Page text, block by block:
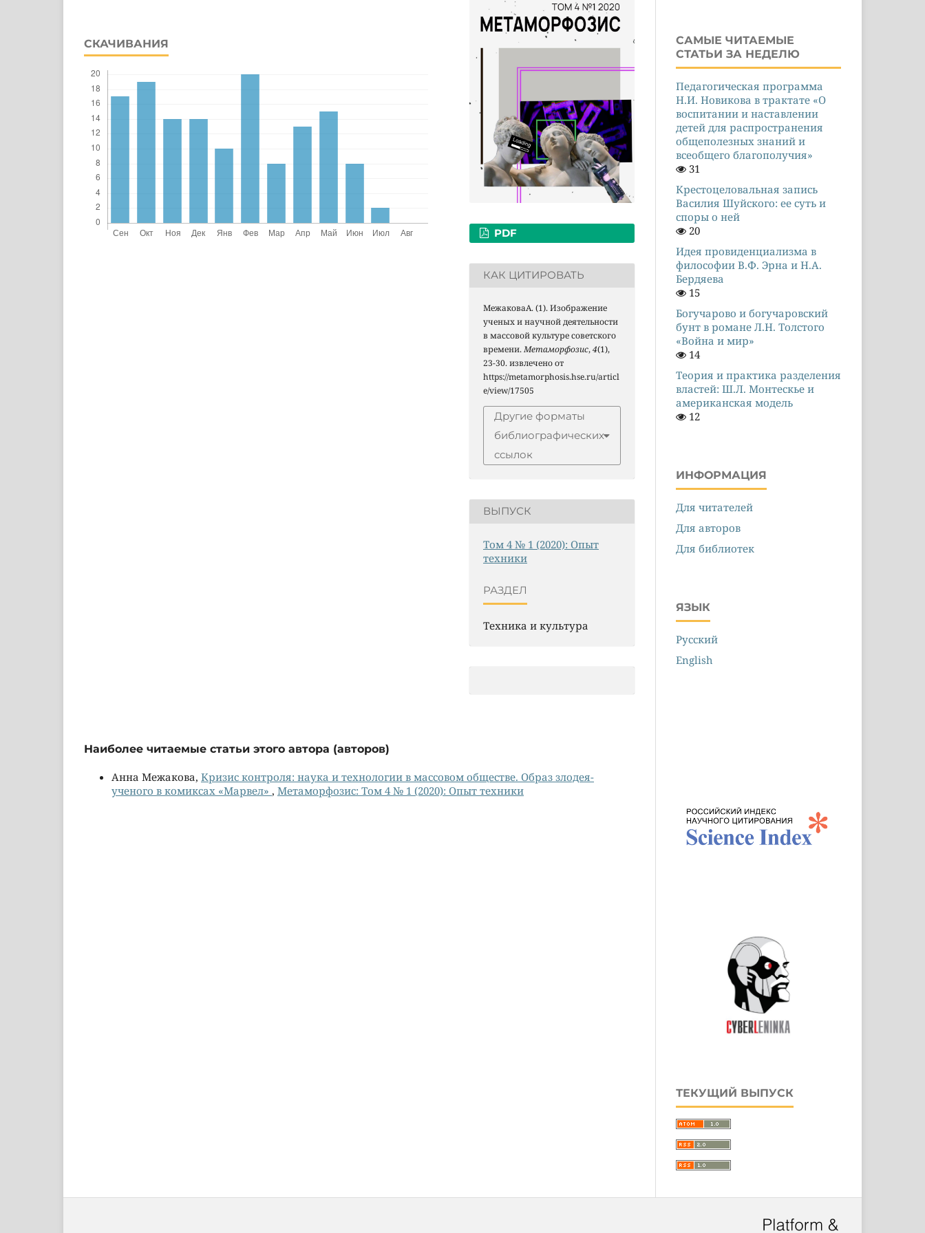
СКАЧИВАНИЯ
PDF
КАК ЦИТИРОВАТЬ
МежаковаА. (1). Изображение
ученых и научной деятельности
в массовой культуре советского
времени.Метаморфозис,4(1),
23-30. извлечено от
https://metamorphosis.hse.ru/articl
e/view/17505
Другие форматы
библиографических
ссылок
ВЫПУСК
Том 4 № 1 (2020): Опыт
техники
РАЗДЕЛ
Техника и культура
Наиболее читаемые статьи этого автора (авторов)
Анна Межакова, Кризис контроля: наука и технологии в массовом обществе. Образ злодея-
ученого в комиксах «Марвел» , Метаморфозис: Том 4 № 1 (2020): Опыт техники
САМЫЕ ЧИТАЕМЫЕ
СТАТЬИ ЗА НЕДЕЛЮ
Педагогическая программа
Н.И. Новикова в трактате «О
воспитании и наставлении
детей для распространения
общеполезных знаний и
всеобщего благополучия»
31
Крестоцеловальная запись
Василия Шуйского: ее суть и
споры о ней
20
Идея провиденциализма в
философии В.Ф. Эрна и Н.А.
Бердяева
15
Богучарово и богучаровский
бунт в романе Л.Н. Толстого
«Война и мир»
14
Теория и практика разделения
властей: Ш.Л. Монтескье и
американская модель
12
ИНФОРМАЦИЯ
Для читателей
Для авторов
Для библиотек
ЯЗЫК
Русский
English
ТЕКУЩИЙ ВЫПУСК